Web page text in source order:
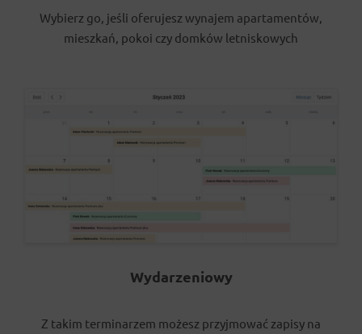
Wybierz go, jeśli oferujesz wynajem apartamentów,
mieszkań, pokoi czy domków letniskowych
Wydarzeniowy
Z takim terminarzem możesz przyjmować zapisy na